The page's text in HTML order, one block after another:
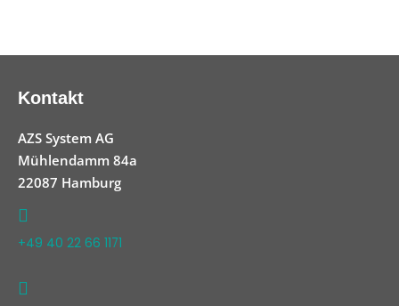
Kontakt
AZS System AG
Mühlendamm 84a
22087 Hamburg
+49 40 22 66 1171